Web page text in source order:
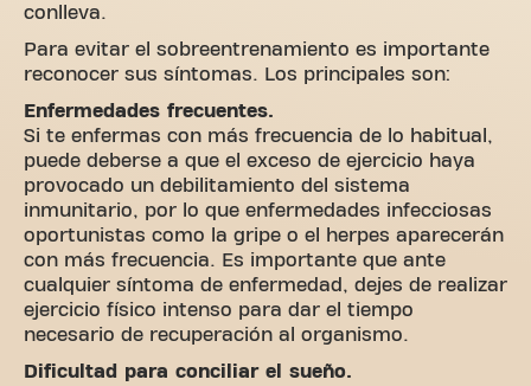
conlleva.
Para evitar el sobreentrenamiento es importante
reconocer sus síntomas. Los principales son:
Enfermedades frecuentes.
Si te enfermas con más frecuencia de lo habitual,
puede deberse a que el exceso de ejercicio haya
provocado un debilitamiento del sistema
inmunitario, por lo que enfermedades infecciosas
oportunistas como la gripe o el herpes aparecerán
con más frecuencia. Es importante que ante
cualquier síntoma de enfermedad, dejes de realizar
ejercicio físico intenso para dar el tiempo
necesario de recuperación al organismo.
Dificultad para conciliar el sueño.